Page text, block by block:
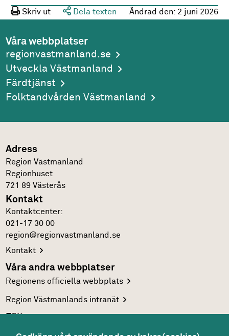
Skriv ut Dela texten Ändrad den: 2 juni 2026
Våra webbplatser
regionvastmanland.se
Utveckla Västmanland
Färdtjänst
Folktandvården Västmanland
Adress
Region Västmanland
Regionhuset
721 89 Västerås
Kontakt
Kontakt­center:
021-17 30 00
region@regionvastmanland.se
Kontakt
Våra andra webbplatser
Regionens officiellawebbplats
Region Västmanlandsintranät
Följ oss